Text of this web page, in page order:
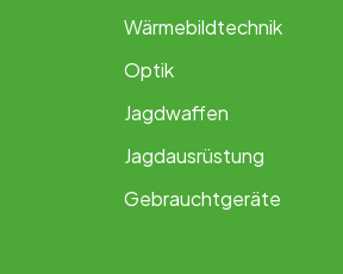
Wärmebildtechnik
Optik
Jagdwaffen
Jagdausrüstung
Gebrauchtgeräte